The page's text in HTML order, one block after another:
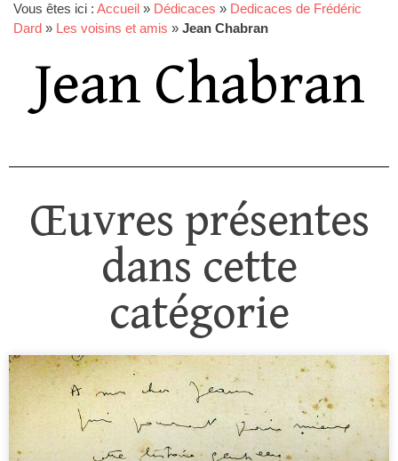
Vous êtes ici : Accueil » Dédicaces » Dedicaces de Frédéric
Dard » Les voisins et amis » Jean Chabran
Jean Chabran
Œuvres présentes
dans cette
catégorie